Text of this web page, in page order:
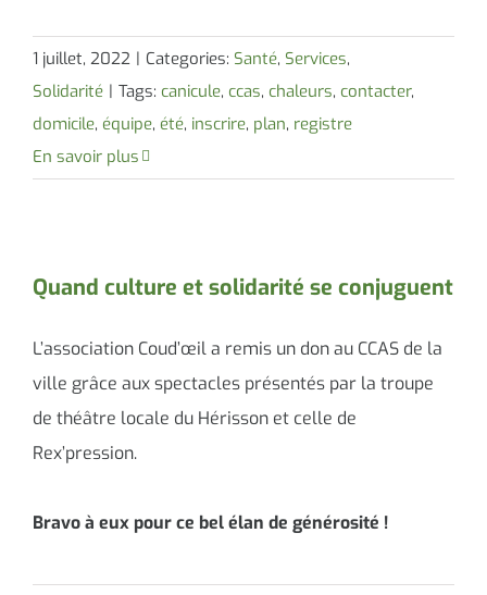
1 juillet, 2022 | Categories: Santé, Services,
Solidarité | Tags: canicule, ccas, chaleurs, contacter,
domicile, équipe, été, inscrire, plan, registre
En savoir plus
Quand culture et solidarité se conjuguent
L’association Coud’œil a remis un don au CCAS de la
ville grâce aux spectacles présentés par la troupe
de théâtre locale du Hérisson et celle de
Rex’pression.
Bravo à eux pour ce bel élan de générosité !